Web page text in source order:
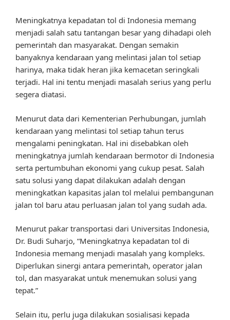
Meningkatnya kepadatan tol di Indonesia memang
menjadi salah satu tantangan besar yang dihadapi oleh
pemerintah dan masyarakat. Dengan semakin
banyaknya kendaraan yang melintasi jalan tol setiap
harinya, maka tidak heran jika kemacetan seringkali
terjadi. Hal ini tentu menjadi masalah serius yang perlu
segera diatasi.
Menurut data dari Kementerian Perhubungan, jumlah
kendaraan yang melintasi tol setiap tahun terus
mengalami peningkatan. Hal ini disebabkan oleh
meningkatnya jumlah kendaraan bermotor di Indonesia
serta pertumbuhan ekonomi yang cukup pesat. Salah
satu solusi yang dapat dilakukan adalah dengan
meningkatkan kapasitas jalan tol melalui pembangunan
jalan tol baru atau perluasan jalan tol yang sudah ada.
Menurut pakar transportasi dari Universitas Indonesia,
Dr. Budi Suharjo, “Meningkatnya kepadatan tol di
Indonesia memang menjadi masalah yang kompleks.
Diperlukan sinergi antara pemerintah, operator jalan
tol, dan masyarakat untuk menemukan solusi yang
tepat.”
Selain itu, perlu juga dilakukan sosialisasi kepada